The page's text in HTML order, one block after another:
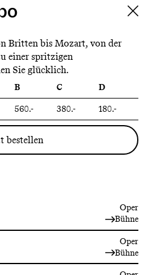
Britten bis Mozart, von der
einer spritzigen
Sie glücklich.
B C
D
560.- 380.- 180.-
bestellen
Oper
Bühne
Oper
Bühne